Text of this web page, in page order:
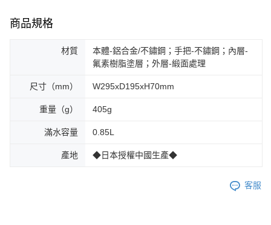
商品規格
材質
本體-鋁合金/不鏽鋼；手把-不鏽鋼；內層-
氟素樹脂塗層；外層-緞面處理
尺寸（mm） W295xD195xH70mm
重量（g） 405g
滿水容量 0.85L
產地 ◆日本授權中國生產◆
客服